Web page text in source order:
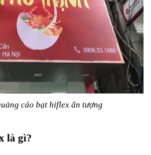
cáo bạt hiflex ấn tượng
là gì?